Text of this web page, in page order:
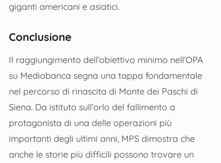
giganti americani e asiatici.
Conclusione
Il raggiungimento dell’obiettivo minimo nell’OPA
su Mediobanca segna una tappa fondamentale
nel percorso di rinascita di Monte dei Paschi di
Siena. Da istituto sull’orlo del fallimento a
protagonista di una delle operazioni più
importanti degli ultimi anni, MPS dimostra che
anche le storie più difficili possono trovare un